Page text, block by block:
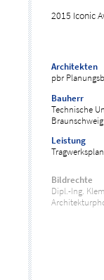
2015 Iconic
Architekten
pbr
Bauherr
Technische
Braunschweig
Leistung
Bildrechte
Dipl.-Ing.